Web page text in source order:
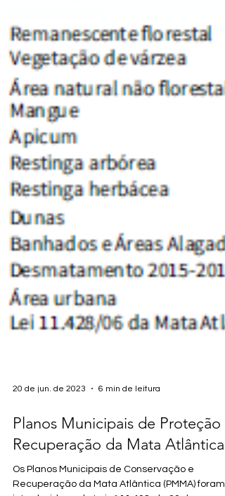
20 de jun. de 2023 6 min de leitura
Planos Municipais de Proteção e